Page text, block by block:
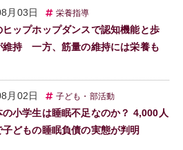
月03日 栄養指導
ヒップホップダンスで認知機能と歩
維持 一方、筋量の維持には栄養も
月02日 子ども・部活動
の小学生は睡眠不足なのか？ 4,000人
子どもの睡眠負債の実態が判明